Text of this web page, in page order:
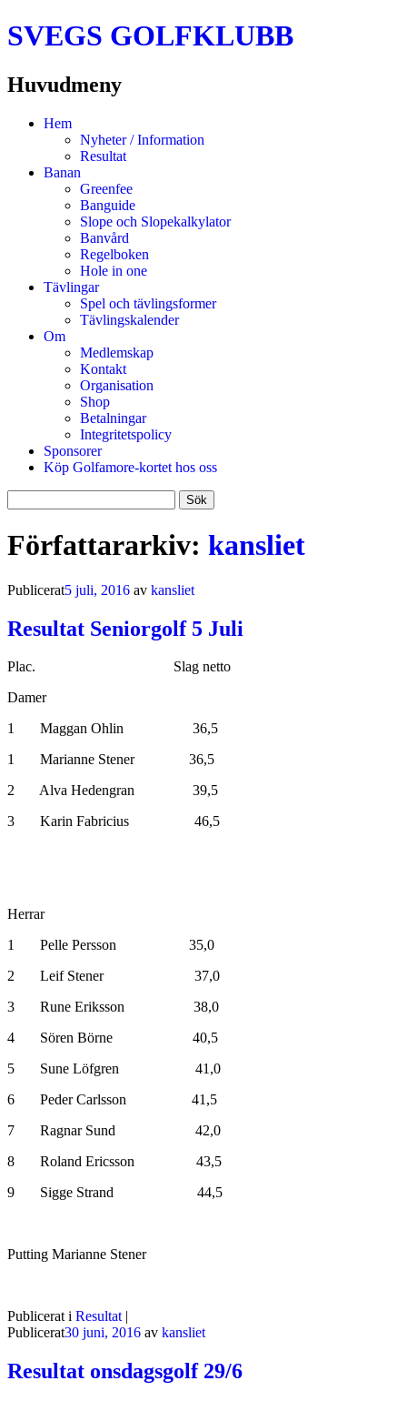
SVEGS GOLFKLUBB
Huvudmeny
HoppaHem
Nyheter / Information
Resultat
Banan
Greenfee
Banguide
Slope och Slopekalkylator
Banvård
Regelboken
Hole in one
Tävlingar
Spel och tävlingsformer
Tävlingskalender
Om
Medlemskap
Kontakt
Organisation
Shop
Betalningar
Integritetspolicy
Sponsorer
Köp Golfamore-kortet hos oss
efter:
Författararkiv: kansliet
Publicerat5 juli, 2016 av kansliet
Resultat Seniorgolf 5 Juli
Plac. Slag netto
Damer
1 Maggan Ohlin 36,5
1 Marianne Stener 36,5
2 Alva Hedengran 39,5
3 Karin Fabricius 46,5
Herrar
1 Pelle Persson 35,0
2 Leif Stener 37,0
3 Rune Eriksson 38,0
4 Sören Börne 40,5
5 Sune Löfgren 41,0
6 Peder Carlsson 41,5
7 Ragnar Sund 42,0
8 Roland Ericsson 43,5
9 Sigge Strand 44,5
Putting Marianne Stener
Publicerat i Resultat
Publicerat30 juni, 2016 av kansliet
Resultat onsdagsgolf 29/6